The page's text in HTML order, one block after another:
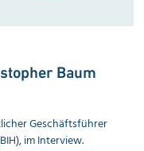
Baum
Geschäftsführer
im Interview.